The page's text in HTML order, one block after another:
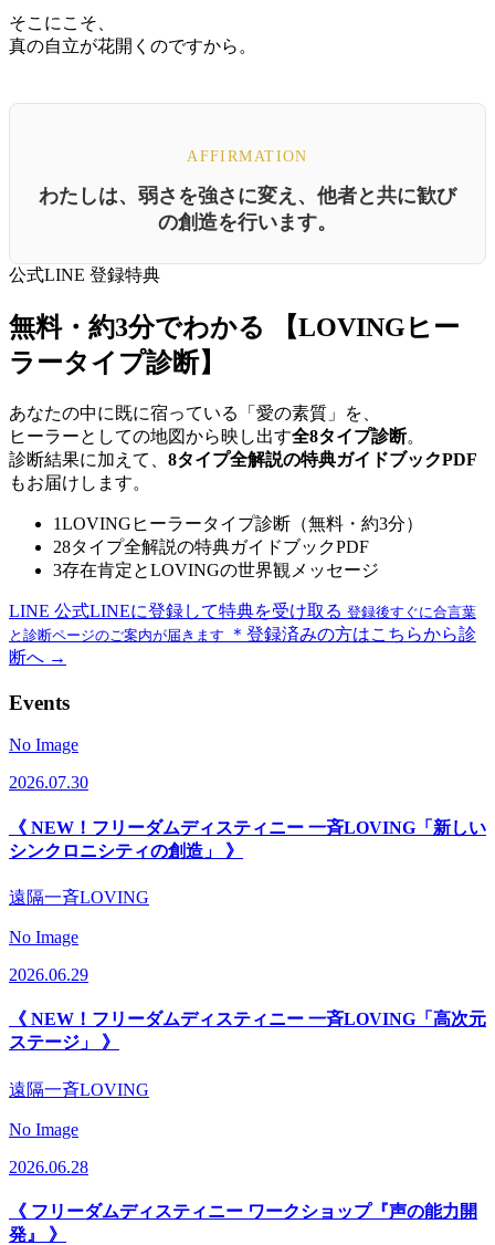
そこにこそ、
真の自立が花開くのですから。
AFFIRMATION
わたしは、弱さを強さに変え、他者と共に歓び
の創造を行います。
公式LINE 登録特典
無料・約3分でわかる
【LOVINGヒー
ラータイプ診断】
あなたの中に既に宿っている「愛の素質」を、
ヒーラーとしての地図から映し出す全8タイプ診断。
診断結果に加えて、 8タイプ全解説の特典ガイドブックPDF
もお届けします。
1LOVINGヒーラータイプ診断（無料・約3分）
28タイプ全解説の特典ガイドブックPDF
3存在肯定とLOVINGの世界観メッセージ
LINE 公式LINEに登録して特典を受け取る 登録後すぐに合言葉
と診断ページのご案内が届きます
＊登録済みの方はこちらから診
断へ →
Events
No Image
2026.07.30
《 NEW！フリーダムディスティニー 一斉LOVING「新しい
シンクロニシティの創造」 》
遠隔一斉LOVING
No Image
2026.06.29
《 NEW！フリーダムディスティニー 一斉LOVING「高次元
ステージ」 》
遠隔一斉LOVING
No Image
2026.06.28
《 フリーダムディスティニー ワークショップ『声の能力開
発』 》